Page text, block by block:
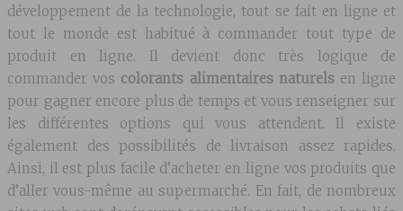
développement de la technologie, tout se fait en ligne et
tout le monde est habitué à commander tout type de
produit en ligne. Il devient donc très logique de
commander vos colorants alimentaires naturelsen ligne
pour gagner encore plus de temps et vous renseigner sur
les différentes options qui vous attendent. Il existe
également des possibilités de livraison assez rapides.
Ainsi, il est plus facile d’acheter en ligne vos produits que
d’aller vous-même au supermarché. En fait, de nombreux